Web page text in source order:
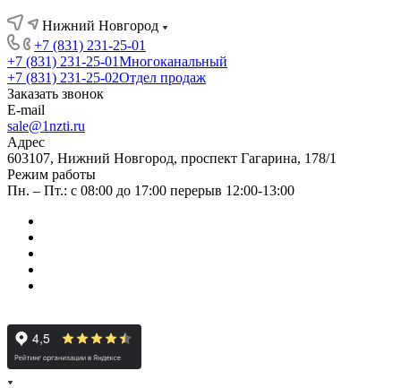
Нижний Новгород
+7 (831) 231-25-01
+7 (831) 231-25-01Многоканальный
+7 (831) 231-25-02Отдел продаж
Заказать звонок
E-mail
sale@1nzti.ru
Адрес
603107, Нижний Новгород, проспект Гагарина, 178/1
Режим работы
Пн. – Пт.: с 08:00 до 17:00 перерыв 12:00-13:00